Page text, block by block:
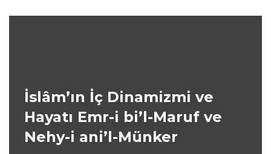
İslâm’ın İç Dinamizmi ve
Hayatı Emr-i bi’l-Maruf ve
Nehy-i ani’l-Münker